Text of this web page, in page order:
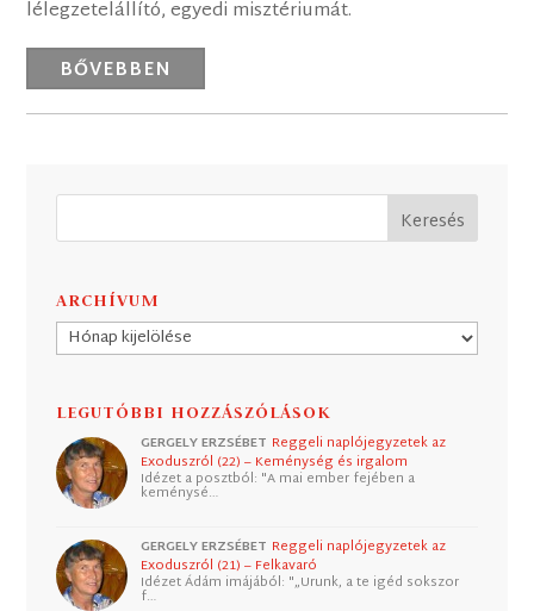
lélegzetelállító, egyedi misztériumát.
BŐVEBBEN
ARCHÍVUM
Archívum
LEGUTÓBBI HOZZÁSZÓLÁSOK
GERGELY ERZSÉBET Reggeli naplójegyzetek az
Exoduszról (22) – Keménység és irgalom
Idézet a posztból: "A mai ember fejében a
keménysé…
GERGELY ERZSÉBET Reggeli naplójegyzetek az
Exoduszról (21) – Felkavaró
Idézet Ádám imájából: "„Urunk, a te igéd sokszor
f…